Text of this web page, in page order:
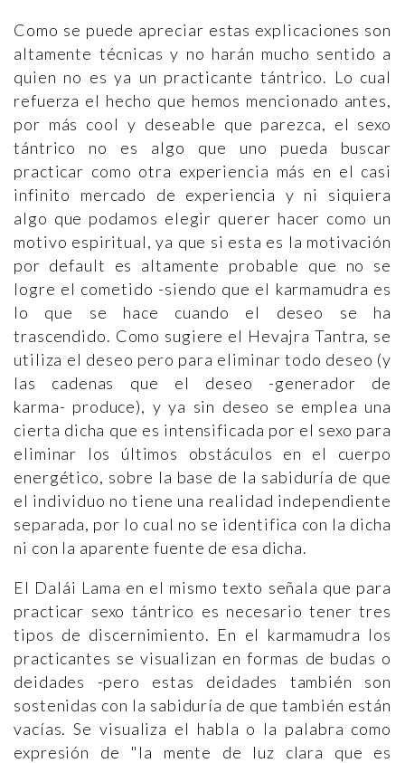
Como se puede apreciar estas explicaciones son
altamente técnicas y no harán mucho sentido a
quien no es ya un practicante tántrico. Lo cual
refuerza el hecho que hemos mencionado antes,
por más cool y deseable que parezca, el sexo
tántrico no es algo que uno pueda buscar
practicar como otra experiencia más en el casi
infinito mercado de experiencia y ni siquiera
algo que podamos elegir querer hacer como un
motivo espiritual, ya que si esta es la motivación
por default es altamente probable que no se
logre el cometido -siendo que el karmamudra es
lo que se hace cuando el deseo se ha
trascendido. Como sugiere el Hevajra Tantra, se
utiliza el deseo pero para eliminar todo deseo (y
las cadenas que el deseo -generador de
karma- produce), y ya sin deseo se emplea una
cierta dicha que es intensificada por el sexo para
eliminar los últimos obstáculos en el cuerpo
energético, sobre la base de la sabiduría de que
el individuo no tiene una realidad independiente
separada, por lo cual no se identifica con la dicha
ni con la aparente fuente de esa dicha.
El Dalái Lama en el mismo texto señala que para
practicar sexo tántrico es necesario tener tres
tipos de discernimiento. En el karmamudra los
practicantes se visualizan en formas de budas o
deidades -pero estas deidades también son
sostenidas con la sabiduría de que también están
vacías. Se visualiza el habla o la palabra como
expresión de "la mente de luz clara que es